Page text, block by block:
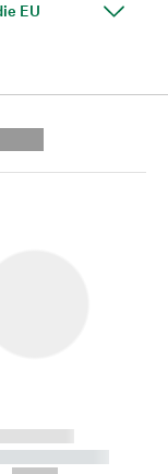
EU
-----------